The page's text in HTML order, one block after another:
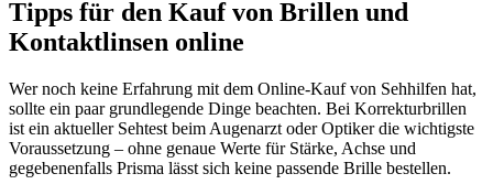
Tipps für den Kauf von Brillen und
Kontaktlinsen online
Wer noch keine Erfahrung mit dem Online-Kauf von Sehhilfen hat,
sollte ein paar grundlegende Dinge beachten. Bei Korrekturbrillen
ist ein aktueller Sehtest beim Augenarzt oder Optiker die wichtigste
Voraussetzung – ohne genaue Werte für Stärke, Achse und
gegebenenfalls Prisma lässt sich keine passende Brille bestellen.